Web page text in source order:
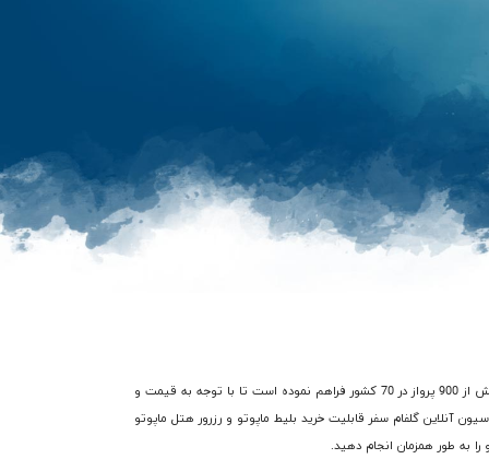
در گذشته فرآیند خرید بلیط هواپیما ماپوتو با صرف هزینه و زمان زیادی از طریق آژانس های هواپیمایی میسر بود، اما شرکت گلفام سفر امکان دسترسی شما را به بیش از 900 پرواز در 70 کشور فراهم نموده است تا با توجه به قیمت و
آنلاین گلفام سفر قابلیت خرید بلیط ماپوتو و رزرور هتل ماپوتو
به طور همزمان انجام دهید.